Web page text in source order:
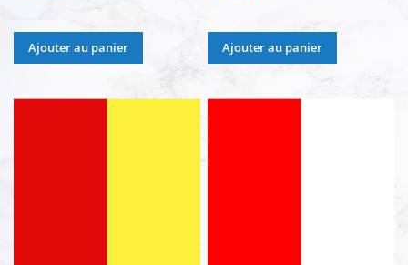
Ajouter au panier Ajouter au panier